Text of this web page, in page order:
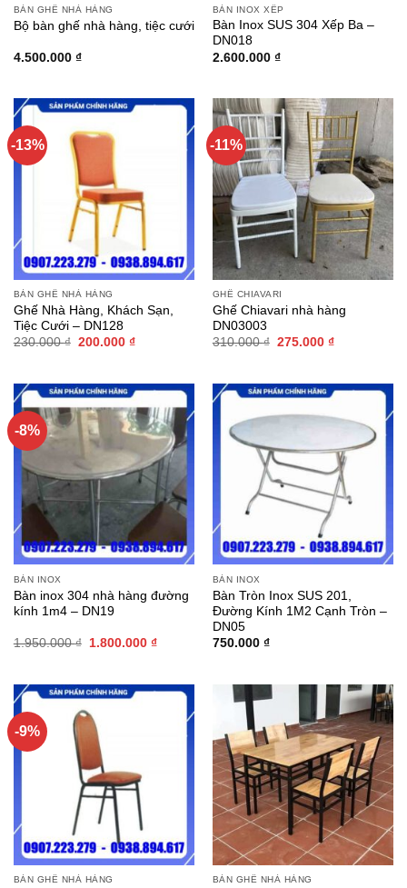
BÀN GHẾ NHÀ HÀNG
Bộ bàn ghế nhà hàng, tiệc cưới
4.500.000 ₫
BÀN INOX XẾP
Bàn Inox SUS 304 Xếp Ba –
DN018
2.600.000 ₫
-13%
BÀN GHẾ NHÀ HÀNG
Ghế Nhà Hàng, Khách Sạn,
Tiệc Cưới – DN128
230.000₫ Giá
200.000 ₫Giá
200.000 ₫.
-11%
GHẾ CHIAVARI
Ghế Chiavari nhà hàng
DN03003
310.000₫ Giá
275.000 ₫Giá
275.000 ₫.
-8%
BÀN INOX
Bàn inox 304 nhà hàng đường
kính 1m4 – DN19
1.950.000₫
Giá
1.800.000 ₫Giá
1.800.000 ₫.
BÀN INOX
Bàn Tròn Inox SUS 201,
Đường Kính 1M2 Cạnh Tròn –
DN05
750.000 ₫
-9%
BÀN GHẾ NHÀ HÀNG BÀN GHẾ NHÀ HÀNG